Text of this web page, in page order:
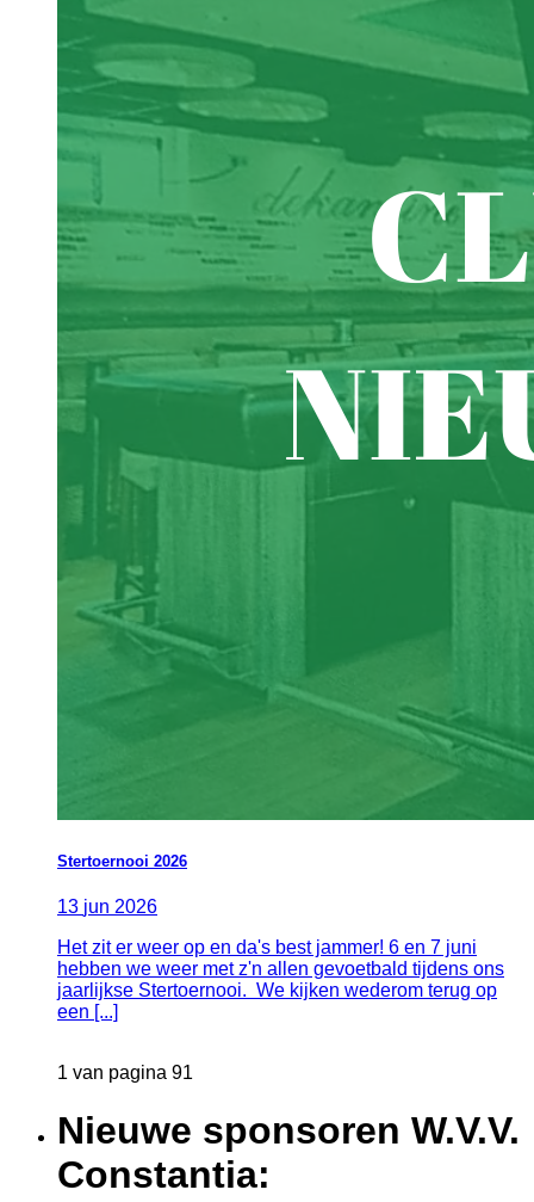
Stertoernooi 2026
13 jun 2026
Het zit er weer op en da's best jammer! 6 en 7 juni
hebben we weer met z'n allen gevoetbald tijdens ons
jaarlijkse Stertoernooi. We kijken wederom terug op
een [...]
1 van pagina 91
Nieuwe sponsoren W.V.V.
Constantia: